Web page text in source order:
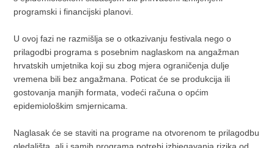
programski i financijski planovi.
U ovoj fazi ne razmišlja se o otkazivanju festivala nego o
prilagodbi programa s posebnim naglaskom na angažman
hrvatskih umjetnika koji su zbog mjera ograničenja dulje
vremena bili bez angažmana. Poticat će se produkcija ili
gostovanja manjih formata, vodeći računa o općim
epidemiološkim smjernicama.
Naglasak će se staviti na programe na otvorenom te prilagodbu